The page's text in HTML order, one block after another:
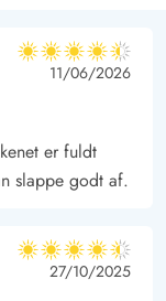
4.5 ud af 5
4.5 ud af 5
4.5 out of 5
11/06/2026
er fuldt
slappe godt af.
4.5 ud af 5
4.5 ud af 5
4.5 out of 5
27/10/2025